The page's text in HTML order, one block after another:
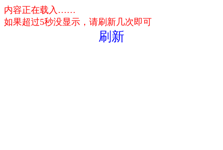
内容正在载入……
如果超过5秒没显示，请刷新几次即可
刷新